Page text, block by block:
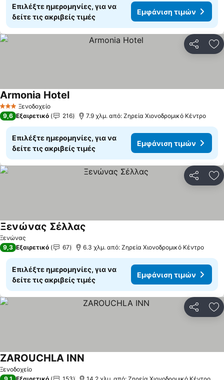
Επιλέξτε ημερομηνίες, για να
δείτε τις ακριβείς τιμές
Εμφάνιση τιμών
3 ΑστέριαΞενοδοχείο
Armonia Hotel
9,6 Εξαιρετικό 216 7.9 χλμ. από: Ζηρεία Χιονοδρομικό Κέντρο
Επιλέξτε ημερομηνίες, για να
δείτε τις ακριβείς τιμές
Εμφάνιση τιμών
Ξενώνας
Ξενώνας Σέλλας
9,3 Εξαιρετικό 67 6.3 χλμ. από: Ζηρεία Χιονοδρομικό Κέντρο
Επιλέξτε ημερομηνίες, για να
δείτε τις ακριβείς τιμές
Εμφάνιση τιμών
Ξενοδοχείο
ZAROUCHLA INN